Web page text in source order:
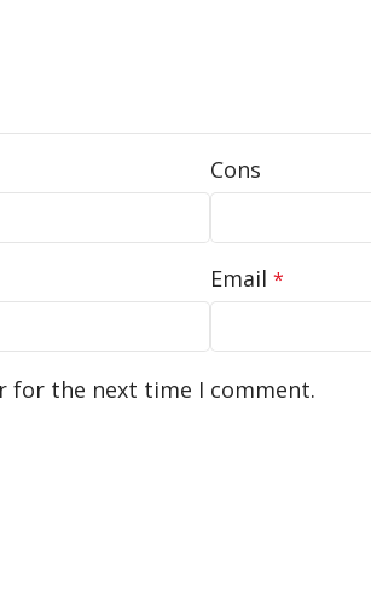
Cons
Email *
for the next time I comment.